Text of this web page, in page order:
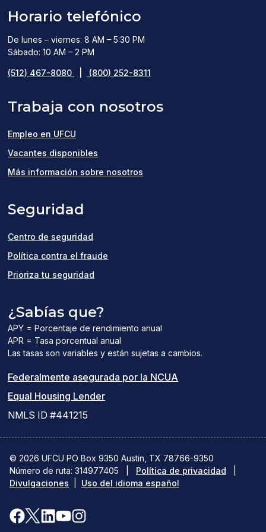
Horario telefónico
De lunes – viernes: 8 AM – 5:30 PM
Sábado: 10 AM – 2 PM
(512) 467-8080 (800) 252-8311
Trabaja con nosotros
Empleo en UFCU
Vacantes disponibles
in
Más información sobre nosotros
Seguridad
Centro de seguridad
Política contra el fraude
Prioriza tu seguridad
¿Sabías que?
APY = Porcentaje de rendimiento anual
APR = Tasa porcentual anual
Las tasas son variables y están sujetas a cambios.
Federalmente asegurada por la NCUA
abre
una
nueva
Equal Housing Lender(el
una
nueva
ventana)
NMLS ID #441215
© 2026 UFCU PO Box 9350 Austin, TX 78766-9350
Número de ruta: 314977405
Política de privacidad
Divulgaciones
Uso del idioma español
Facebook
X(se LinkedIn
YouTubeInstagram